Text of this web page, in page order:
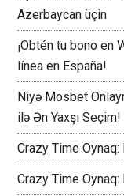
Azerbaycan üçin
¡Obtén tu bono en
línea en España!
Niyə Mosbet
ilə Ən Yaxşı Seçim!
Crazy Time
Crazy Time